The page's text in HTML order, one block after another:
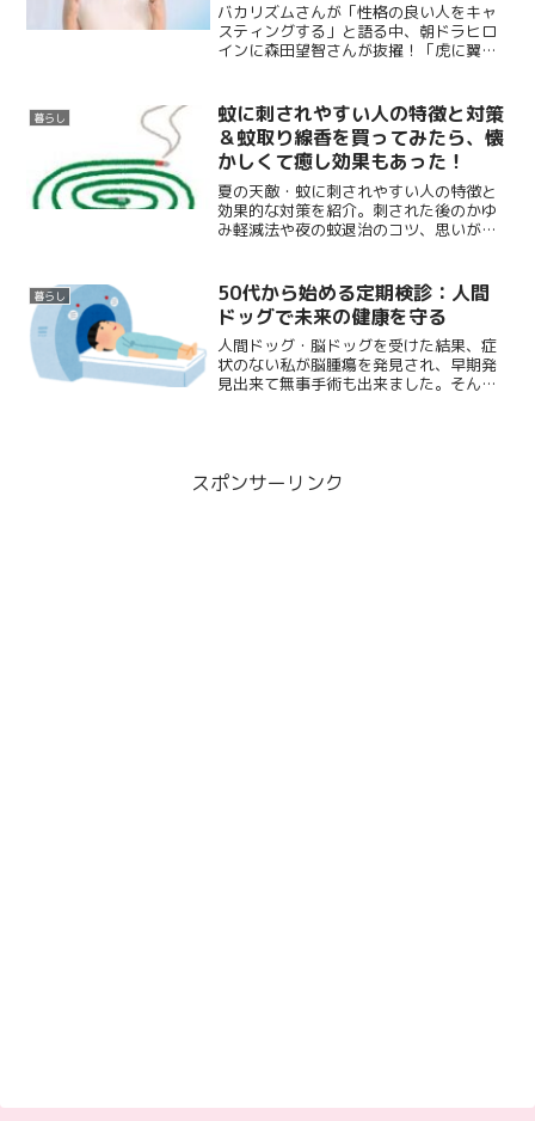
バカリズムさんが「性格の良い人をキャ
スティングする」と語る中、朝ドラヒロ
インに森田望智さんが抜擢！「虎に翼」
ります。
暮らし
蚊に刺されやすい人の特徴と対策
＆蚊取り線香を買ってみたら、懐
かしくて癒し効果もあった！
夏の天敵・蚊に刺されやすい人の特徴と
効果的な対策を紹介。刺された後のかゆ
み軽減法や夜の蚊退治のコツ、思いがけ
暮らし
50代から始める定期検診：人間
ドッグで未来の健康を守る
人間ドッグ・脳ドッグを受けた結果、症
状のない私が脳腫瘍を発見され、早期発
見出来て無事手術も出来ました。そんな
いです。
スポンサーリンク